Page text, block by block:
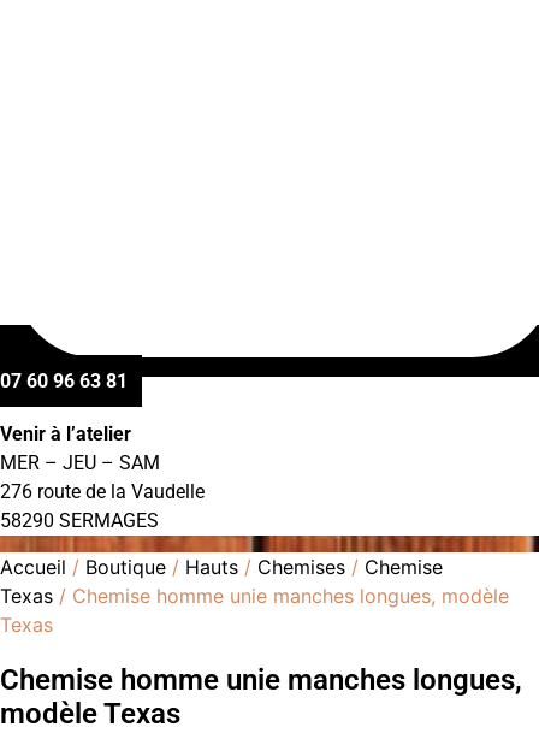
07 60 96 63 81
Venir à l’atelier
MER – JEU – SAM
276 route de la Vaudelle
58290 SERMAGES
Accueil / Boutique / Hauts / Chemises / Chemise
Texas / Chemise homme unie manches longues, modèle
Texas
Chemise homme unie manches longues,
modèle Texas